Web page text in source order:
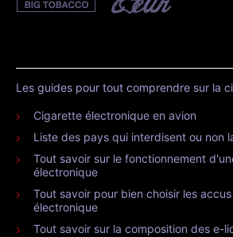
Les guides pour tout comprendre sur la
Cigarette électronique en avion
Liste des pays qui interdisent ou non
Tout savoir sur le fonctionnement
électronique
Tout savoir pour bien choisir les
électronique
Tout savoir sur la composition des e-